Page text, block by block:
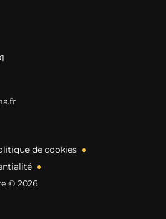
de cookies
© 2026